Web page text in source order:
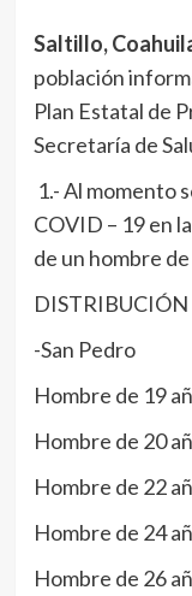
Saltillo,
población
Plan Estatal de
Secretaría de
1.- Al momento
COVID – 19 en
de un hombre
DISTRIBUCIÓN
-San Pedro
Hombre de 19
Hombre de 20
Hombre de 22
Hombre de 24
Hombre de 26